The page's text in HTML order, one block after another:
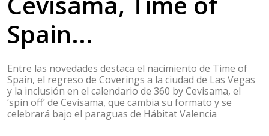
Spain...
Entre las novedades destaca el nacimiento de Time of
Spain, el regreso de Coverings a la ciudad de Las Vegas
y la inclusión en el calendario de 360 by Cevisama, el
‘spin off’ de Cevisama, que cambia su formato y se
celebrará bajo el paraguas de Hábitat Valencia